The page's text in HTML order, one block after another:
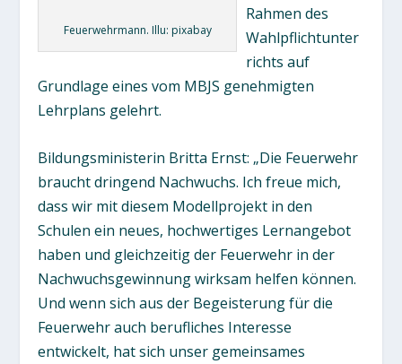
Feuerwehrmann. Illu: pixabay
Rahmen des
Wahlpflichtunter
richts auf
Grundlage eines vom MBJS genehmigten
Lehrplans gelehrt.
Bildungsministerin Britta Ernst: „Die Feuerwehr
braucht dringend Nachwuchs. Ich freue mich,
dass wir mit diesem Modellprojekt in den
Schulen ein neues, hochwertiges Lernangebot
haben und gleichzeitig der Feuerwehr in der
Nachwuchsgewinnung wirksam helfen können.
Und wenn sich aus der Begeisterung für die
Feuerwehr auch berufliches Interesse
entwickelt, hat sich unser gemeinsames